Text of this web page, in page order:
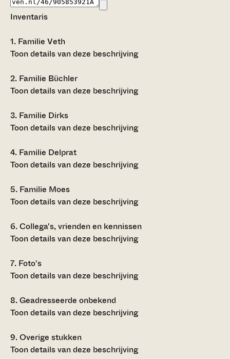
Inventaris
1. Familie Veth
Toon details van deze beschrijving
2. Familie Büchler
Toon details van deze beschrijving
3. Familie Dirks
Toon details van deze beschrijving
4. Familie Delprat
Toon details van deze beschrijving
5. Familie Moes
Toon details van deze beschrijving
6.Collega's, vrienden en kennissen
Toon details van deze beschrijving
7. Foto's
Toon details van deze beschrijving
8.Geadresseerde onbekend
Toon details van deze beschrijving
9.Overige stukken
Toon details van deze beschrijving